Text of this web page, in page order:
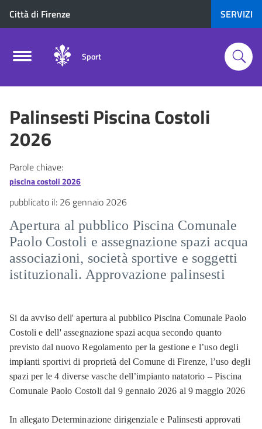
Città di Firenze SERVIZI
Sport
Palinsesti Piscina Costoli
2026
Parole chiave:
piscina costoli 2026
pubblicato il: 26 gennaio 2026
Apertura al pubblico Piscina Comunale
Paolo Costoli e assegnazione spazi acqua
associazioni, società sportive e soggetti
istituzionali. Approvazione palinsesti
Si da avviso dell' apertura al pubblico Piscina Comunale Paolo
Costoli e dell' assegnazione spazi acqua secondo quanto
previsto dal nuovo Regolamento per la gestione e l’uso degli
impianti sportivi di proprietà del Comune di Firenze, l’uso degli
spazi per le 4 diverse vasche dell’impianto natatorio – Piscina
Comunale Paolo Costoli dal 9 gennaio 2026 al 9 maggio 2026
In allegato Determinazione dirigenziale e Palinsesti approvati